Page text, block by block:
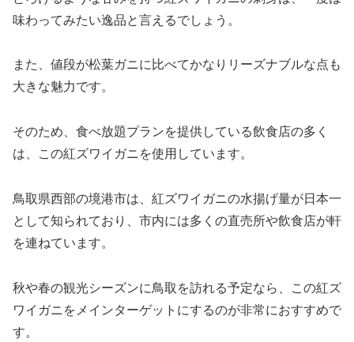
味わってみたい逸品と言えるでしょう。
また、値段が松葉ガニに比べてかなりリーズナブルな点も
大きな魅力です。
そのため、食べ放題プランを提供している飲食店の多く
は、この紅ズワイガニを使用しています。
鳥取県西部の境港市は、紅ズワイガニの水揚げ量が日本一
として知られており、市内には多くの直売所や飲食店が軒
を連ねています。
秋や春の観光シーズンに鳥取を訪れる予定なら、この紅ズ
ワイガニをメインターゲットにするのが非常におすすめで
す。